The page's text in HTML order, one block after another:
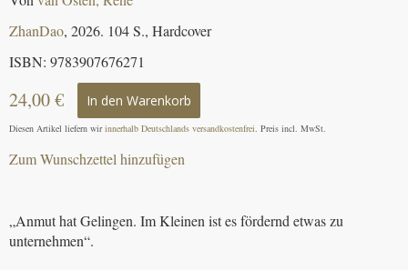
ZhanDao, 2026. 104 S., Hardcover
ISBN: 9783907676271
24,00 € In den Warenkorb
Diesen Artikel liefern wirinnerhalb Deutschlands versandkostenfrei. Preis incl. MwSt.
Zum Wunschzettel hinzufügen
„Anmut hat Gelingen. Im Kleinen ist es fördernd etwas zu
unternehmen“.